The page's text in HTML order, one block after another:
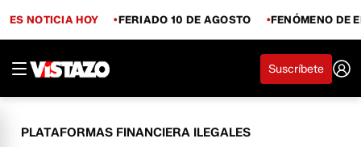
ES NOTICIA HOY FERIADO 10 DE AGOSTO FENÓMENO DE
Suscríbete
PLATAFORMAS FINANCIERA ILEGALES